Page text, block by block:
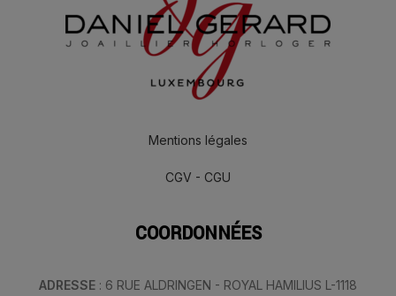
Mentions légales
CGV - CGU
COORDONNÉES
ADRESSE : 6 RUE ALDRINGEN - ROYAL HAMILIUS L-1118